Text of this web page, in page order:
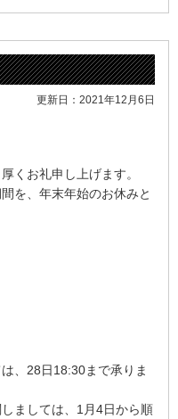
更新日：2021年12月6日
くお礼申し上げます。
を、年末年始のお休みと
、28日18:30まで承りま
ましては、1月4日から順